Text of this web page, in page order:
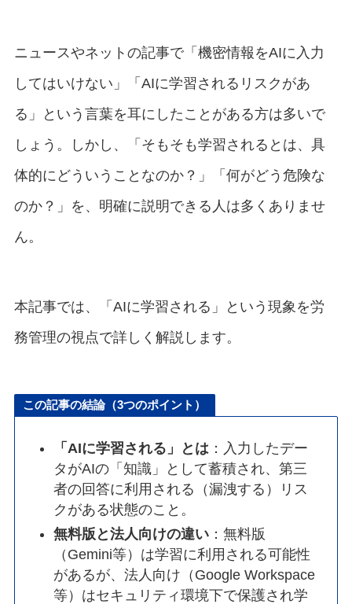
ニュースやネットの記事で「機密情報をAIに入力
してはいけない」「AIに学習されるリスクがあ
る」という言葉を耳にしたことがある方は多いで
しょう。しかし、「そもそも学習されるとは、具
体的にどういうことなのか？」「何がどう危険な
のか？」を、明確に説明できる人は多くありませ
ん。
本記事では、「AIに学習される」という現象を労
務管理の視点で詳しく解説します。
この記事の結論（3つのポイント）
「AIに学習される」とは ：入力したデー
タがAIの「知識」として蓄積され、第三
者の回答に利用される（漏洩する）リス
クがある状態のこと。
無料版と法人向けの違い ：無料版
（Gemini等）は学習に利用される可能性
があるが、法人向け（Google Workspace
等）はセキュリティ環境下で保護され学